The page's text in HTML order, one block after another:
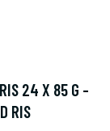
RIS 24 X 85 G -
RIS